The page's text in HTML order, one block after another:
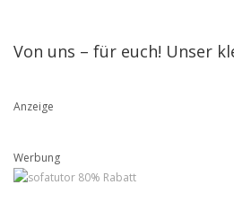
Von uns – für euch! Unser
Anzeige
Werbung